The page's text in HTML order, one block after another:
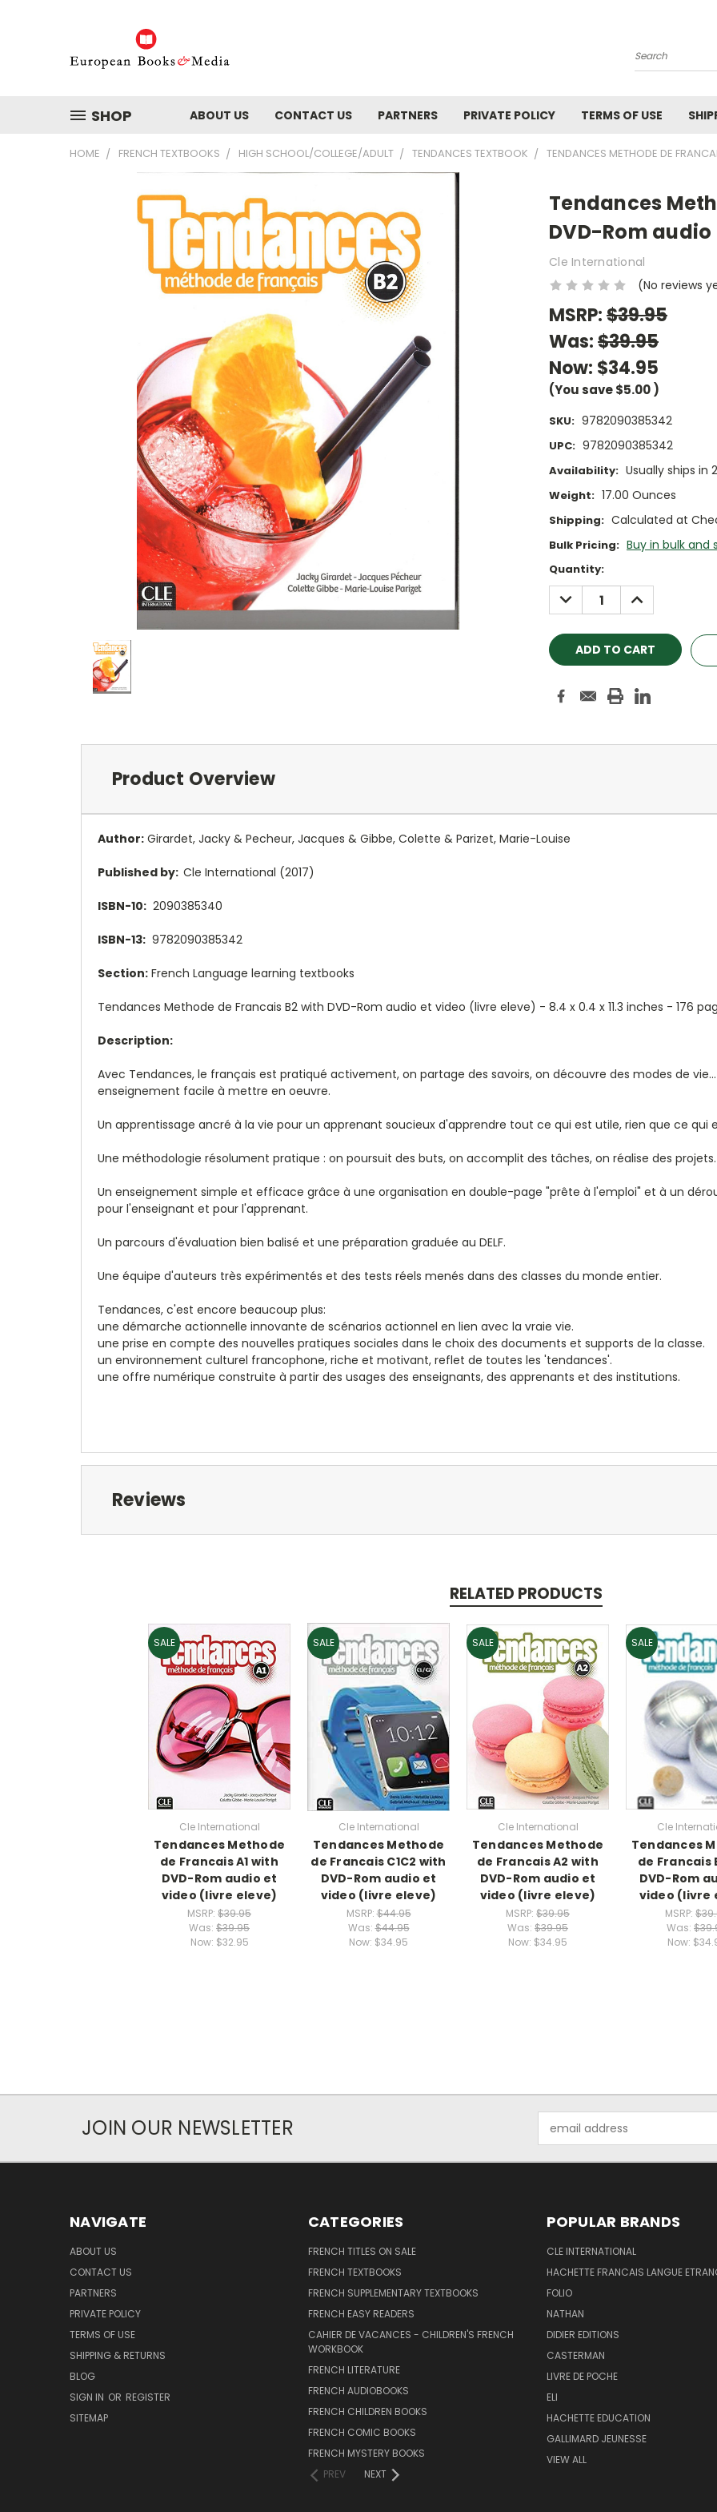
Search
SHOP ABOUT US CONTACT US PARTNERS PRIVATE POLICY TERMS OF USE
HOME FRENCH TEXTBOOKS HIGH SCHOOL/COLLEGE/ADULT TENDANCES TEXTBOOK TENDANCES METHODE DE
Tendances
DVD-Rom
Cle International
(No reviews
MSRP:$39.95
Was:$39.95
Now: $34.95
(You save$5.00)
SKU: 9782090385342
UPC: 9782090385342
Availability: Usually ships in
Weight: 17.00 Ounces
Shipping: Calculated at
Bulk Pricing: Buy in bulk and
Current
Stock:
Quantity:
DECREASE
QUANTITY:
INCREASE
QUANTITY:
Product Overview
Author: Girardet, Jacky & Pecheur, Jacques & Gibbe, Colette & Parizet, Marie-Louise
Published by: Cle International (2017)
ISBN-10: 2090385340
ISBN-13: 9782090385342
Section: French Language learning textbooks
Tendances Methode de Francais B2 with DVD-Rom audio et video (livre eleve) - 8.4 x 0.4 x 11.3 inches - 176
Description:
Avec Tendances, le français est pratiqué activement, on partage des savoirs, on découvre des modes de
enseignement facile à mettre en oeuvre.
Un apprentissage ancré à la vie pour un apprenant soucieux d'apprendre tout ce qui est utile, rien que ce qui
Une méthodologie résolument pratique : on poursuit des buts, on accomplit des tâches, on réalise des projets.
Un enseignement simple et efficace grâce à une organisation en double-page "prête à l'emploi" et à un
pour l'enseignant et pour l'apprenant.
Un parcours d'évaluation bien balisé et une préparation graduée au DELF.
Une équipe d'auteurs très expérimentés et des tests réels menés dans des classes du monde entier.
Tendances, c'est encore beaucoup plus:
une démarche actionnelle innovante de scénarios actionnel en lien avec la vraie vie.
une prise en compte des nouvelles pratiques sociales dans le choix des documents et supports de la classe.
un environnement culturel francophone, riche et motivant, reflet de toutes les 'tendances'.
une offre numérique construite à partir des usages des enseignants, des apprenants et des institutions.
Reviews
RELATED PRODUCTS
SALE
Cle International
Tendances Methode
de Francais A1 with
DVD-Rom audio et
video (livre eleve)
MSRP: $39.95
Was: $39.95
Now: $32.95
SALE
Cle International
Tendances Methode
de Francais C1C2 with
DVD-Rom audio et
video (livre eleve)
MSRP:$44.95
Was:$44.95
Now: $34.95
SALE
Cle International
Tendances Methode
de Francais A2 with
DVD-Rom audio et
video (livre eleve)
MSRP: $39.95
Was: $39.95
Now: $34.95
SALE
Cle
Tendances
de Francais
DVD-Rom
video (livre
MSRP:
Was:
Now:
JOIN OUR NEWSLETTER
Address
NAVIGATE
ABOUT US
CONTACT US
PARTNERS
PRIVATE POLICY
TERMS OF USE
SHIPPING & RETURNS
BLOG
SIGN IN OR REGISTER
SITEMAP
CATEGORIES
FRENCH TITLES ON SALE
FRENCH TEXTBOOKS
FRENCH SUPPLEMENTARY TEXTBOOKS
FRENCH EASY READERS
CAHIER DE VACANCES - CHILDREN'S FRENCH
WORKBOOK
FRENCH LITERATURE
FRENCH AUDIOBOOKS
FRENCH CHILDREN BOOKS
FRENCH COMIC BOOKS
FRENCH MYSTERY BOOKS
PREV
NEXT
POPULAR BRANDS
CLE INTERNATIONAL
HACHETTE FRANCAIS LANGUE
FOLIO
NATHAN
DIDIER EDITIONS
CASTERMAN
LIVRE DE POCHE
ELI
HACHETTE EDUCATION
GALLIMARD JEUNESSE
VIEW ALL